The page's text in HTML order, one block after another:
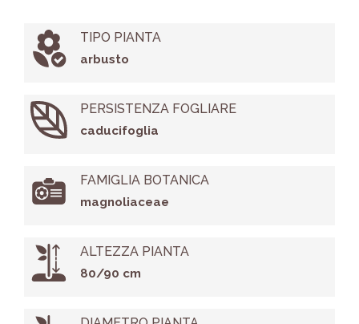
TIPO PIANTA
arbusto
PERSISTENZA FOGLIARE
caducifoglia
FAMIGLIA BOTANICA
magnoliaceae
ALTEZZA PIANTA
80/90 cm